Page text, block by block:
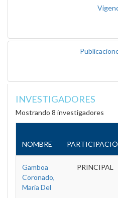
INVESTIGADORES
Mostrando 8 investigadores
NOMBRE
Gamboa
Coronado,
Maria Del
PRINCIPAL